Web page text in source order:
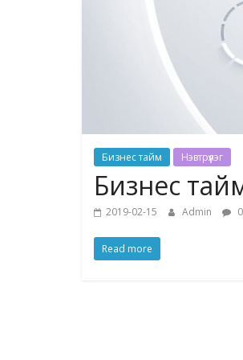
Бизнес тайм Нэвтрүүлэг
Бизнес тайм
2019-02-15 Admin
Read more